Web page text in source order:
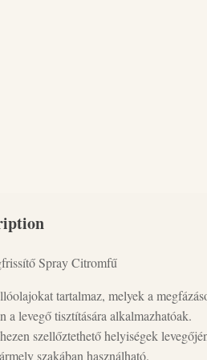
Spray Citromfű
tartalmaz, melyek a
a levegő tisztítására alkalmazhatóak.
szellőztethető helyiségek
szakában használható.